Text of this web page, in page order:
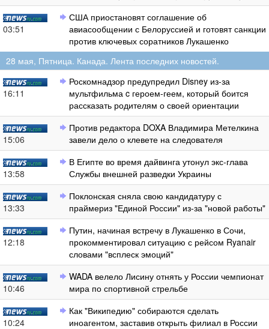
03:51
США приостановят соглашение об
авиасообщении с Белоруссией и готовят санкции
против ключевых соратников Лукашенко
28 мая, Пятница. Канада. Лента последних новостей.
16:11
Роскомнадзор предупредил Disney из-за
мультфильма c героем-геем, который боится
рассказать родителям о своей ориентации
15:06
Против редактора DOXA Владимира Метелкина
завели дело о клевете на следователя
13:58
В Египте во время дайвинга утонул экс-глава
Службы внешней разведки Украины
13:33
Поклонская сняла свою кандидатуру с
праймериз "Единой России" из-за "новой работы"
12:18
Путин, начиная встречу в Лукашенко в Сочи,
прокомментировал ситуацию с рейсом Ryanair
словами "всплеск эмоций"
10:46
WADA велело Лисину отнять у России чемпионат
мира по спортивной стрельбе
10:24
Как "Википедию" собираются сделать
иноагентом, заставив открыть филиал в России